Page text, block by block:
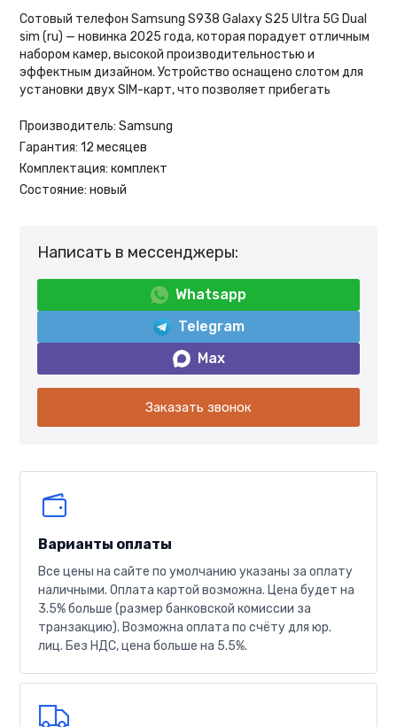
Сотовый телефон Samsung S938 Galaxy S25 Ultra 5G Dual
sim (ru) — новинка 2025 года, которая порадует отличным
набором камер, высокой производительностью и
эффектным дизайном. Устройство оснащено слотом для
установки двух SIM-карт, что позволяет прибегать
Производитель: Samsung
Гарантия: 12 месяцев
Комплектация: комплект
Состояние: новый
Написать в мессенджеры:
Whatsapp
Telegram
Max
Заказать звонок
Варианты оплаты
Все цены на сайте по умолчанию указаны за оплату
наличными. Оплата картой возможна. Цена будет на
3.5% больше (размер банковской комиссии за
транзакцию). Возможна оплата по счёту для юр.
лиц. Без НДС, цена больше на 5.5%.